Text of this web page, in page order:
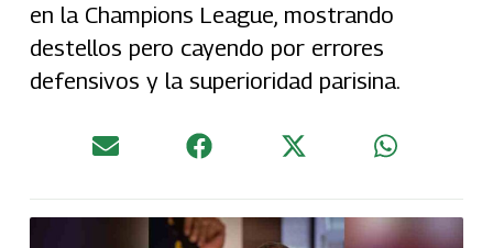
en la Champions League, mostrando
destellos pero cayendo por errores
defensivos y la superioridad parisina.